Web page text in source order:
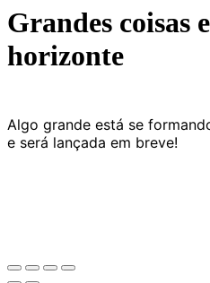
Grandes coisas
horizonte
Algo grande está se
e será lançada em breve!